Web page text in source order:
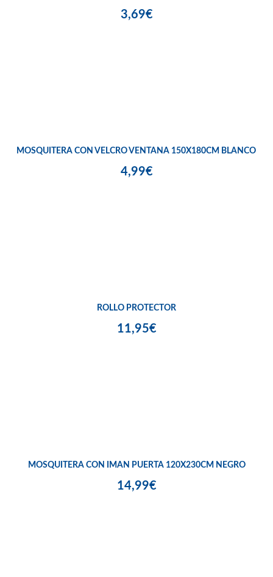
3,69€
MOSQUITERA CON VELCRO VENTANA 150X180CM BLANCO
4,99€
ROLLO PROTECTOR
11,95€
MOSQUITERA CON IMAN PUERTA 120X230CM NEGRO
14,99€